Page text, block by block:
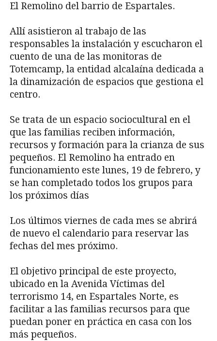
El Remolino del barrio de Espartales.
Allí asistieron al trabajo de las
responsables la instalación y escucharon el
cuento de una de las monitoras de
Totemcamp, la entidad alcalaína dedicada a
la dinamización de espacios que gestiona el
centro.
Se trata de un espacio sociocultural en el
que las familias reciben información,
recursos y formación para la crianza de sus
pequeños. El Remolino ha entrado en
funcionamiento este lunes, 19 de febrero, y
se han completado todos los grupos para
los próximos días
Los últimos viernes de cada mes se abrirá
de nuevo el calendario para reservar las
fechas del mes próximo.
El objetivo principal de este proyecto,
ubicado en la Avenida Víctimas del
terrorismo 14, en Espartales Norte, es
facilitar a las familias recursos para que
puedan poner en práctica en casa con los
más pequeños.